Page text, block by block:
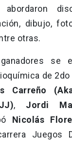
dibujo,
otras.
se
de
Carreño
, Jordi
Nicolás
Juegos